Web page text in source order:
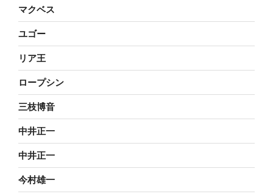
マクベス
ユゴー
リア王
ロープシン
三枝博音
中井正一
中井正一
今村雄一